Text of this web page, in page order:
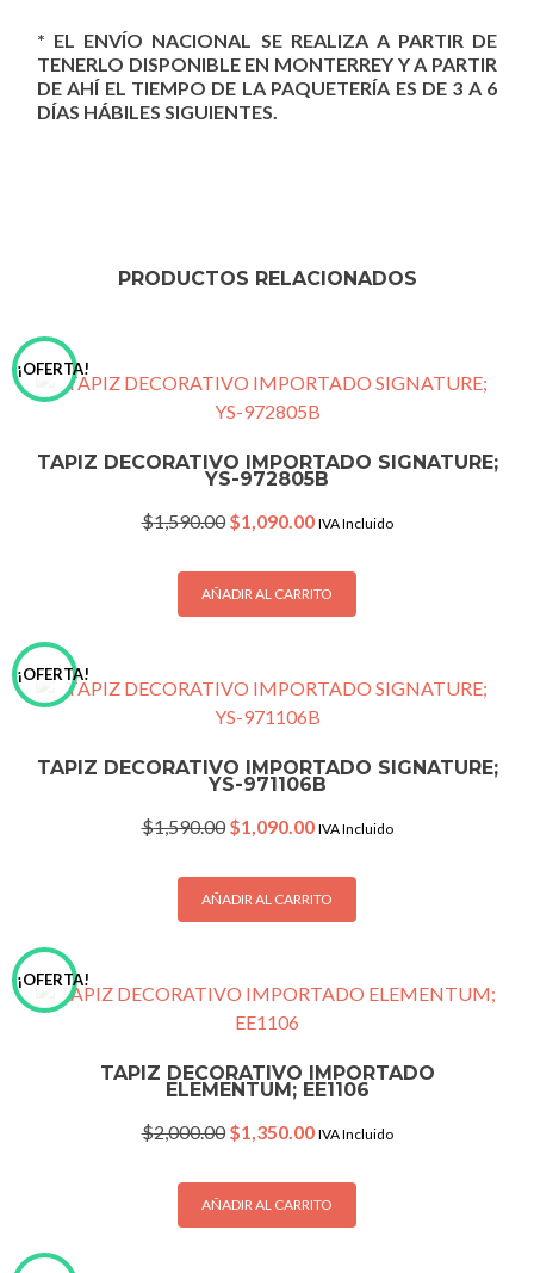
* EL ENVÍO NACIONAL SE REALIZA A PARTIR DE
TENERLO DISPONIBLE EN MONTERREY Y A PARTIR
DE AHÍ EL TIEMPO DE LA PAQUETERÍA ES DE 3 A 6
DÍAS HÁBILES SIGUIENTES.
PRODUCTOS RELACIONADOS
¡OFERTA!
TAPIZ DECORATIVO IMPORTADO SIGNATURE;
YS-972805B
$1,590.00 Original
was:
$1,590.00.
$1,090.00Current
is:
$1,090.00.
IVA Incluido
AÑADIR AL CARRITO
¡OFERTA!
TAPIZ DECORATIVO IMPORTADO SIGNATURE;
YS-971106B
$1,590.00 Original
was:
$1,590.00.
$1,090.00Current
is:
$1,090.00.
IVA Incluido
AÑADIR AL CARRITO
¡OFERTA!
TAPIZ DECORATIVO IMPORTADO
ELEMENTUM; EE1106
$2,000.00 Original
was:
$2,000.00.
$1,350.00Current
is:
$1,350.00.
IVA Incluido
AÑADIR AL CARRITO